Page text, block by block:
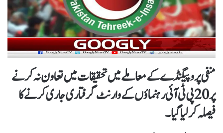
منفی پروپیگنڈے کے معاملے میں تحقیقات میں تعاون نہ کرنے
پر 20 پی ٹی آئی رہنماؤں کے وارنٹ گرفتاری جاری کرنے کا
فیصلہ کرلیا گیا۔